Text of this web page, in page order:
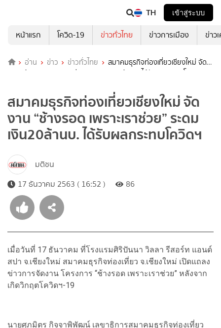
TH
เข้าสู่ระบบ
หน้าแรก
โควิด-19 ข่าวทั่วไทย ข่าวการเมือง ข่าว
อ่าน ข่าว ข่าวทั่วไทย
สมาคมธุรกิจท่องเที่ยวเชียงใหม่ จัด
งาน “ช้างรอด เพราะเราช่วย” ระดมเงิน20ล้านบ. ได้รับผลกระทบโควิดฯ
สมาคมธุรกิจท่องเที่ยวเชียงใหม่ จัด
งาน “ช้างรอด เพราะเราช่วย” ระดม
เงิน20ล้านบ. ได้รับผลกระทบโควิดฯ
มติชน
17 ธันวาคม 2563 ( 16:52 )
86
เมื่อวันที่ 17 ธันวาคม ที่โรงแรมศิริปันนา วิลลา รีสอร์ท แอนด์
สปา จ.เชียงใหม่ สมาคมธุรกิจท่องเที่ยว จ.เชียงใหม่ เปิดแถลง
ข่าวการจัดงาน โครงการ “ช้างรอด เพราะเราช่วย” หลังจาก
เกิดวิกฤตโควิดฯ-19
นายศุภมิตร กิจจาพิพัฒน์ เลขาธิการสมาคมธุรกิจท่องเที่ยว